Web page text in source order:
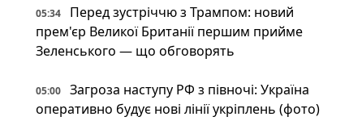
05:34
Перед зустріччю з Трампом: новий
прем'єр Великої Британії першим прийме
Зеленського — що обговорять
05:00
Загроза наступу РФ з півночі: Україна
оперативно будує нові лінії укріплень (фото)